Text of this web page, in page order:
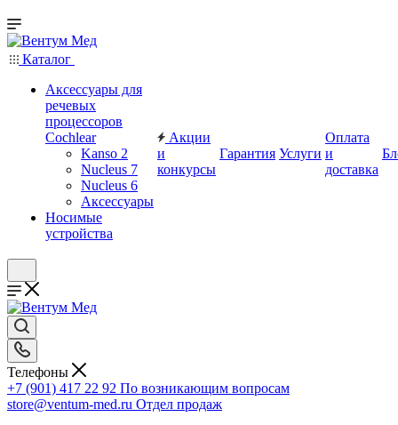
Каталог
Аксессуары для
речевых
процессоров
Cochlear
Kanso 2
Nucleus 7
Nucleus 6
Аксессуары
Носимые
устройства
Акции
и
конкурсы
Гарантия Услуги
Оплата
и
доставка
Телефоны
+7 (901) 417 22 92 По возникающим вопросам
store@ventum-med.ru Отдел продаж